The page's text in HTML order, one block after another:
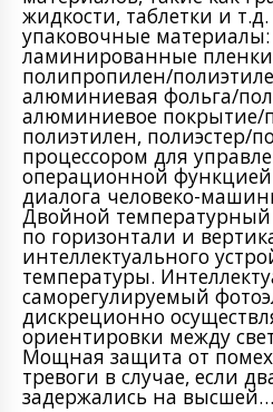
жидкости, таблетки и
упаковочные
ламинированные
полипропилен/
алюминиевая фольга/
алюминиевое покрытие/
полиэтилен, полиэстер/
процессором для
операционной
диалога человеко-
Двойной температурный
по горизонтали и
интеллектуального
температуры.
саморегулируемый
дискреционно
ориентировки между
Мощная защита от помех
тревоги в случае, если
задержались на высшей…